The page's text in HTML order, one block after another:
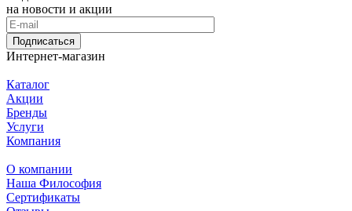
на новости и акции
Подписаться
Интернет-магазин
Каталог
Акции
Бренды
Услуги
Компания
О компании
Наша Философия
Сертификаты